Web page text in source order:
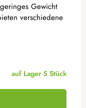
auf Lager 5 Stück
Gewicht
verschiedene